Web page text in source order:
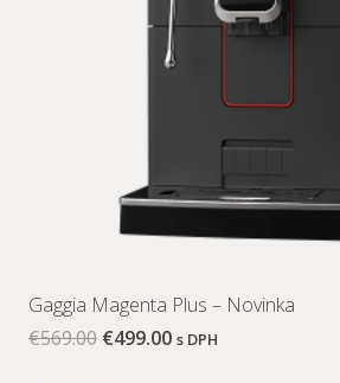
Gaggia Magenta Plus – Novinka
€569.00 €499.00 s DPH